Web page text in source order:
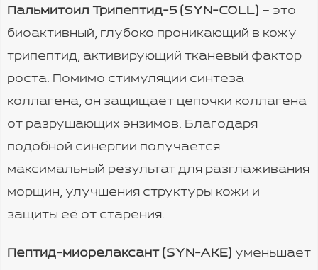
Пальмитоил Трипептид-5 (SYN-COLL) – это
биоактивный, глубоко проникающий в кожу
трипептид, активирующий тканевый фактор
роста. Помимо стимуляции синтеза
коллагена, он защищает цепочки коллагена
от разрушающих энзимов. Благодаря
подобной синергии получается
максимальный результат для разглаживания
морщин, улучшения структуры кожи и
защиты её от старения.
Пептид-миорелаксант (SYN-AKE) уменьшает